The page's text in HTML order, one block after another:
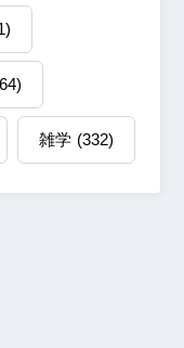
雑学 (332)